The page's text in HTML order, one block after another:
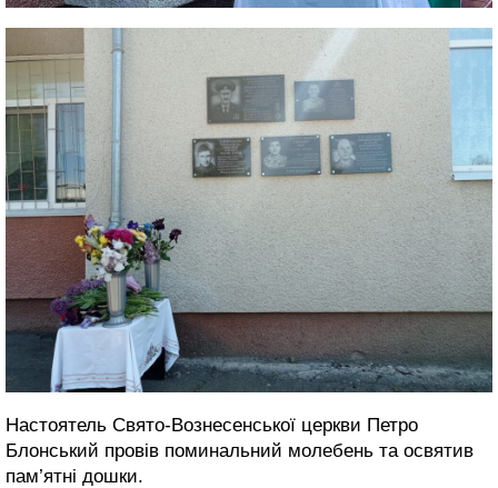
Настоятель Свято-Вознесенської церкви Петро
Блонський провів поминальний молебень та освятив
пам’ятні дошки.